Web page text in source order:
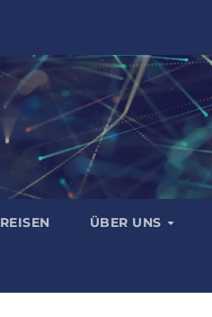
REISEN ÜBER UNS